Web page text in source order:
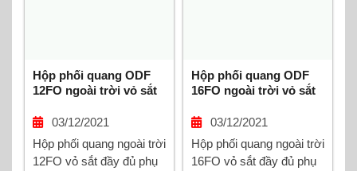
Hộp phối quang ODF
12FO ngoài trời vỏ sắt
03/12/2021
Hộp phối quang ngoài trời
12FO vỏ sắt đầy đủ phụ
Hộp phối quang ODF
16FO ngoài trời vỏ sắt
03/12/2021
Hộp phối quang ngoài trời
16FO vỏ sắt đầy đủ phụ